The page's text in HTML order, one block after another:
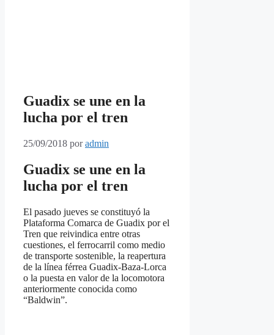
Guadix se une en la
lucha por el tren
25/09/2018 poradmin
Guadix se une en la
lucha por el tren
El pasado jueves se constituyó la
Plataforma Comarca de Guadix por el
Tren que reivindica entre otras
cuestiones, el ferrocarril como medio
de transporte sostenible, la reapertura
de la línea férrea Guadix-Baza-Lorca
o la puesta en valor de la locomotora
anteriormente conocida como
“Baldwin”.